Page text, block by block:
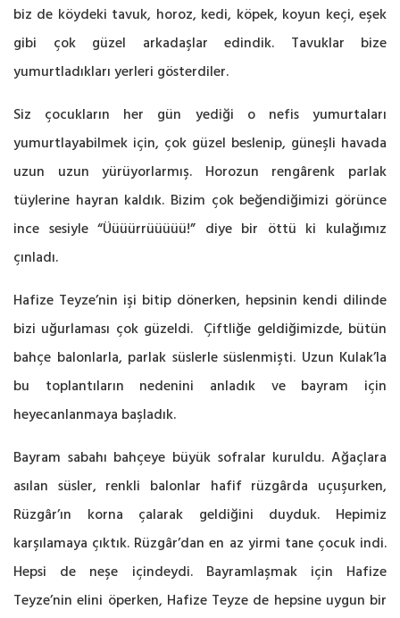
biz de köydeki tavuk, horoz, kedi, köpek, koyun keçi, eşek
gibi çok güzel arkadaşlar edindik. Tavuklar bize
yumurtladıkları yerleri gösterdiler.
Siz çocukların her gün yediği o nefis yumurtaları
yumurtlayabilmek için, çok güzel beslenip, güneşli havada
uzun uzun yürüyorlarmış. Horozun rengârenk parlak
tüylerine hayran kaldık. Bizim çok beğendiğimizi görünce
ince sesiyle “Üüüürrüüüüü!” diye bir öttü ki kulağımız
çınladı.
Hafize Teyze’nin işi bitip dönerken, hepsinin kendi dilinde
bizi uğurlaması çok güzeldi. Çiftliğe geldiğimizde, bütün
bahçe balonlarla, parlak süslerle süslenmişti. Uzun Kulak’la
bu toplantıların nedenini anladık ve bayram için
heyecanlanmaya başladık.
Bayram sabahı bahçeye büyük sofralar kuruldu. Ağaçlara
asılan süsler, renkli balonlar hafif rüzgârda uçuşurken,
Rüzgâr’ın korna çalarak geldiğini duyduk. Hepimiz
karşılamaya çıktık. Rüzgâr’dan en az yirmi tane çocuk indi.
Hepsi de neşe içindeydi. Bayramlaşmak için Hafize
Teyze’nin elini öperken, Hafize Teyze de hepsine uygun bir